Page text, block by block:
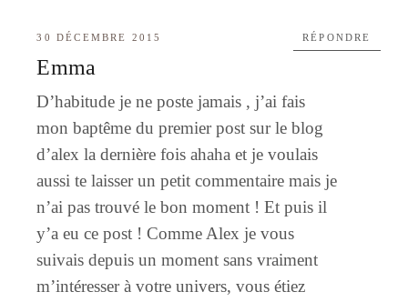
30 DÉCEMBRE 2015
Emma
D’habitude je ne poste jamais , j’ai fais
mon baptême du premier post sur le blog
d’alex la dernière fois ahaha et je voulais
aussi te laisser un petit commentaire mais je
n’ai pas trouvé le bon moment ! Et puis il
y’a eu ce post ! Comme Alex je vous
suivais depuis un moment sans vraiment
m’intéresser à votre univers, vous étiez
RÉPONDRE